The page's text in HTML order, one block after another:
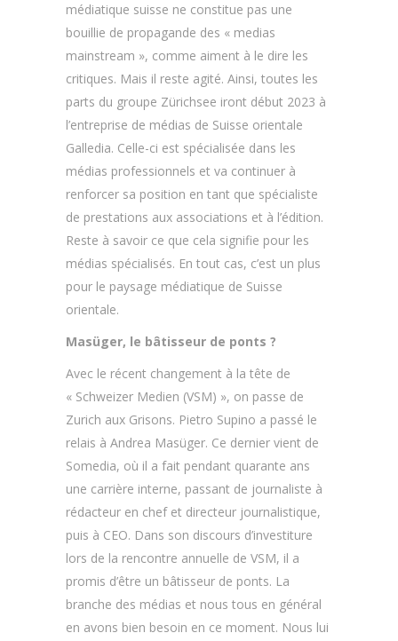
médiatique suisse ne constitue pas une
bouillie de propagande des « medias
mainstream », comme aiment à le dire les
critiques. Mais il reste agité. Ainsi, toutes les
parts du groupe Zürichsee iront début 2023 à
l’entreprise de médias de Suisse orientale
Galledia. Celle-ci est spécialisée dans les
médias professionnels et va continuer à
renforcer sa position en tant que spécialiste
de prestations aux associations et à l’édition.
Reste à savoir ce que cela signifie pour les
médias spécialisés. En tout cas, c’est un plus
pour le paysage médiatique de Suisse
orientale.
Masüger, le bâtisseur de ponts ?
Avec le récent changement à la tête de
« Schweizer Medien (VSM) », on passe de
Zurich aux Grisons. Pietro Supino a passé le
relais à Andrea Masüger. Ce dernier vient de
Somedia, où il a fait pendant quarante ans
une carrière interne, passant de journaliste à
rédacteur en chef et directeur journalistique,
puis à CEO. Dans son discours d’investiture
lors de la rencontre annuelle de VSM, il a
promis d’être un bâtisseur de ponts. La
branche des médias et nous tous en général
en avons bien besoin en ce moment. Nous lui